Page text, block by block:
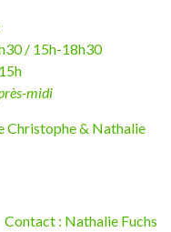
/ 15h-18h30
midi
Christophe & Nathalie
Contact : Nathalie Fuchs